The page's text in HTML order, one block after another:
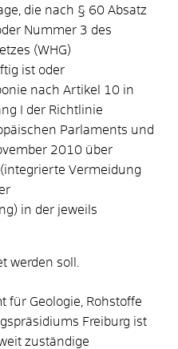
die nach § 60 Absatz
Nummer 3 des
(WHG)
ist oder
nach Artikel 10 in
I der Richtlinie
Parlaments und
2010 über
Vermeidung
in der jeweils
werden soll.
für Geologie, Rohstoffe
Freiburg ist
zuständige